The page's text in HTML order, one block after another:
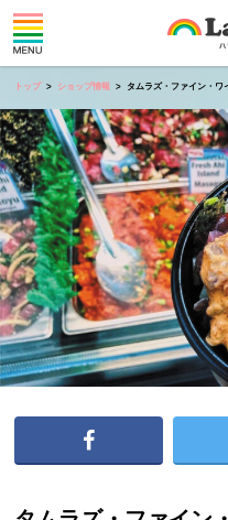
トップ ショップ情報 タムラズ・ファイン・